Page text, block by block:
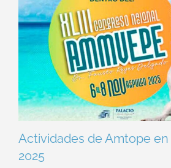
Actividades de Amtope
2025